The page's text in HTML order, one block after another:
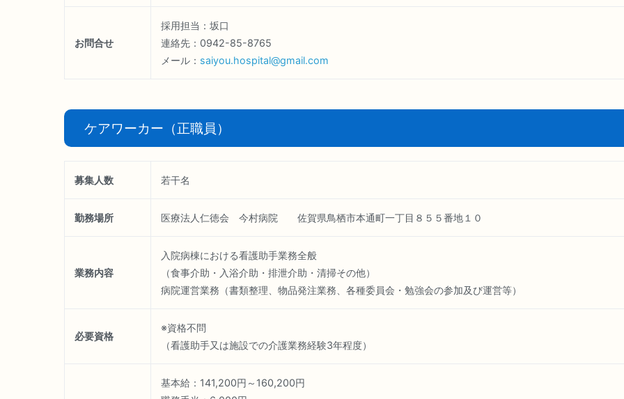
お問合せ
採用担当：坂口
連絡先：0942-85-8765
メール： saiyou.hospital@gmail.com
ケアワーカー（正職員）
募集人数 若干名
勤務場所 医療法人仁徳会 今村病院 佐賀県鳥栖市本通町一丁目８５５番地１０
業務内容
入院病棟における看護助手業務全般
（食事介助・入浴介助・排泄介助・清掃その他）
病院運営業務（書類整理、物品発注業務、各種委員会・勉強会の参加及び運営等）
必要資格
※資格不問
（看護助手又は施設での介護業務経験3年程度）
基本給：141,200円～160,200円